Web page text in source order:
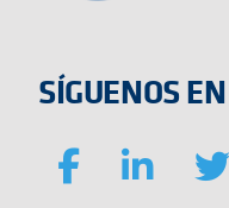
SÍGUENOS